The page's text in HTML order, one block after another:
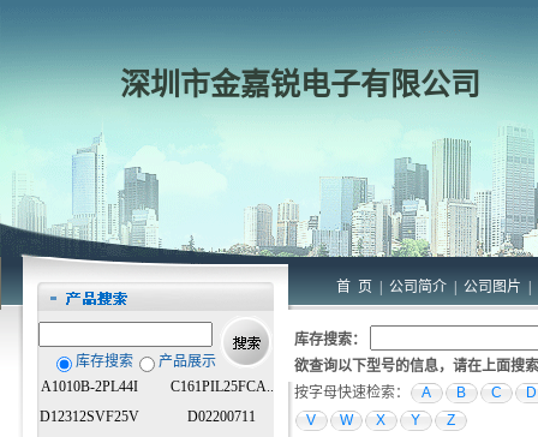
深圳市金嘉锐电子有限公司
首 页 公司简介 公司图片
库存搜索
产品展示
A1010B-2PL44I
C161PIL25FCA..
D12312SVF25V
D02200711
库存搜索：
欲查询以下型号的信息，请在上面搜
按字母快速检索：
A B C
D
V
W X Y
Z